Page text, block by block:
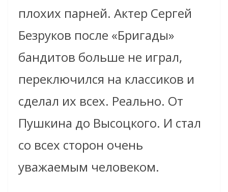
плохих парней. Актер Сергей
Безруков после «Бригады»
бандитов больше не играл,
переключился на классиков и
сделал их всех. Реально. От
Пушкина до Высоцкого. И стал
со всех сторон очень
уважаемым человеком.